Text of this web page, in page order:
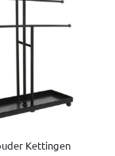
Kettingen